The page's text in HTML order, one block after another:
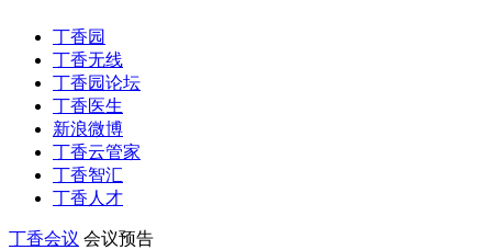
丁香园
丁香无线
丁香园论坛
丁香医生
新浪微博
丁香云管家
丁香智汇
丁香人才
丁香会议 会议预告